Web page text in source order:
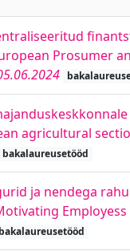
Prosumer
agricultural
bakalaureusetööd
ja nendega
Employess
bakalaureusetööd